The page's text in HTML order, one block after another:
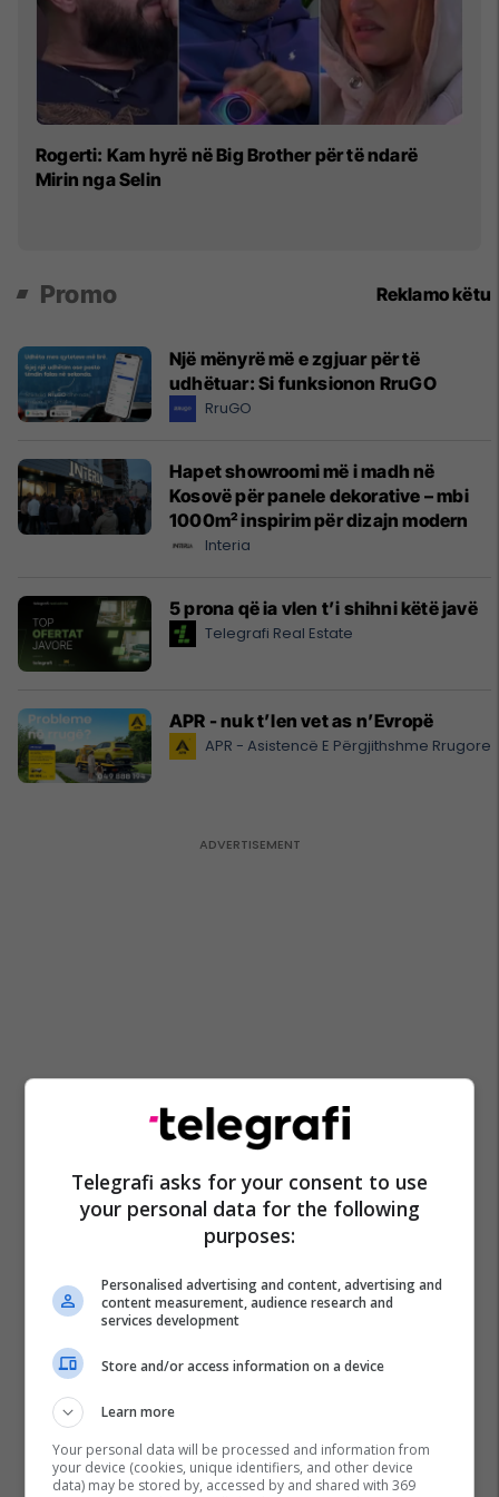
Rogerti: Kam hyrë në Big Brother për të ndarë
Mirin nga Selin
Promo Reklamo këtu
Një mënyrë më e zgjuar për të
udhëtuar: Si funksionon RruGO
RruGO
Hapet showroomi më i madh në
Kosovë për panele dekorative – mbi
1000m² inspirim për dizajn modern
Interia
5 prona që ia vlen t’i shihni këtë javë
Telegrafi Real Estate
APR - nuk t’len vet as n’Evropë
APR - Asistencë E Përgjithshme Rrugore
Telegrafi asks for your consent to use
your personal data for the following
purposes:
Personalised advertising and content, advertising and
content measurement, audience research and
services development
Store and/or access information on a device
Learn more
Your personal data will be processed and information from
your device (cookies, unique identifiers, and other device
data) may be stored by, accessed by and shared with 369